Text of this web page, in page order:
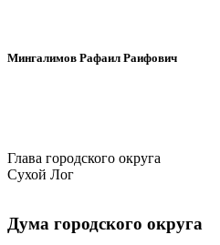
Мингалимов Рафаил Раифович
Глава городского округа
Сухой Лог
Дума городского округа